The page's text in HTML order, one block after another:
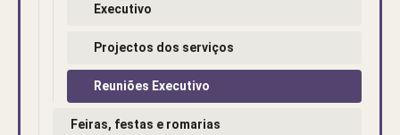
Executivo
Projectos dos serviços
Reuniões Executivo
Feiras, festas e romarias